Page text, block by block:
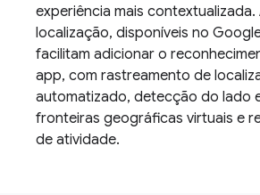
experiência mais contextualizada.
localização, disponíveis no
facilitam adicionar o
app, com rastreamento de
automatizado, detecção do lado
fronteiras geográficas virtuais e
de atividade.